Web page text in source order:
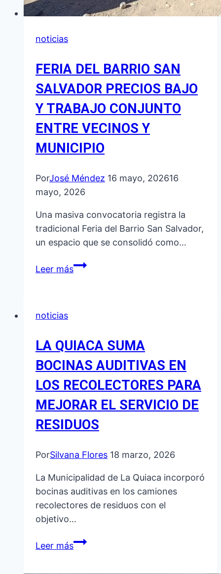
noticias
FERIA DEL BARRIO SAN
SALVADOR PRECIOS BAJO
Y TRABAJO CONJUNTO
ENTRE VECINOS Y
MUNICIPIO
PorJosé Méndez 16 mayo, 202616
mayo, 2026
Una masiva convocatoria registra la
tradicional Feria del Barrio San Salvador,
un espacio que se consolidó como…
Leer másFERIA
BAJO
Y
TRABAJO
CONJUNTO
ENTRE
Y
noticias
LA QUIACA SUMA
BOCINAS AUDITIVAS EN
LOS RECOLECTORES PARA
MEJORAR EL SERVICIO DE
RESIDUOS
PorSilvana Flores 18 marzo, 2026
La Municipalidad de La Quiaca incorporó
bocinas auditivas en los camiones
recolectores de residuos con el
objetivo…
Leer másLA